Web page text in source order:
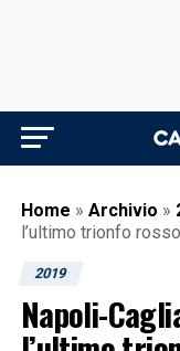
Home » Archivio »
l’ultimo trionfo
2019
Napoli-